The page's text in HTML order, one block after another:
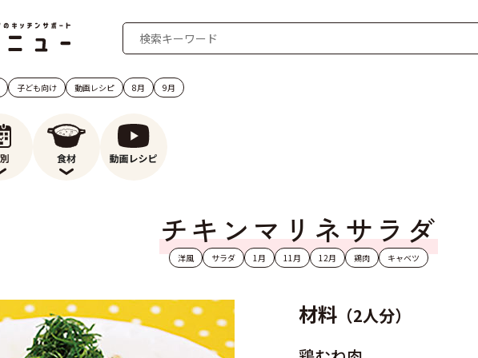
子ども向け 動画レシピ 8月 9月
チキンマリネサラダ
洋風 サラダ 1月 11月 12月 鶏肉 キャベツ
材料 （2人分）